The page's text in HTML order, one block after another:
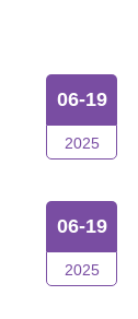
06-19
2025
06-19
2025